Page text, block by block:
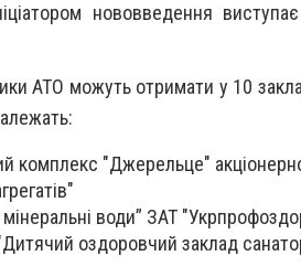
нововведення
АТО можуть отримати у 10
комплекс "Джерельце"
мінеральні води” ЗАТ
оздоровчий заклад